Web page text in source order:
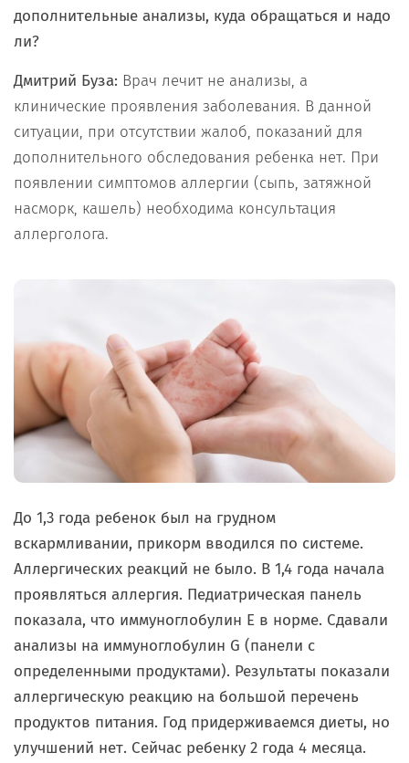
дополнительные анализы, куда обращаться и надо
ли?
Дмитрий Буза: Врач лечит не анализы, а
клинические проявления заболевания. В данной
ситуации, при отсутствии жалоб, показаний для
дополнительного обследования ребенка нет. При
появлении симптомов аллергии (сыпь, затяжной
насморк, кашель) необходима консультация
аллерголога.
До 1,3 года ребенок был на грудном
вскармливании, прикорм вводился по системе.
Аллергических реакций не было. В 1,4 года начала
проявляться аллергия. Педиатрическая панель
показала, что иммуноглобулин E в норме. Сдавали
анализы на иммуноглобулин G (панели с
определенными продуктами). Результаты показали
аллергическую реакцию на большой перечень
продуктов питания. Год придерживаемся диеты, но
улучшений нет. Сейчас ребенку 2 года 4 месяца.